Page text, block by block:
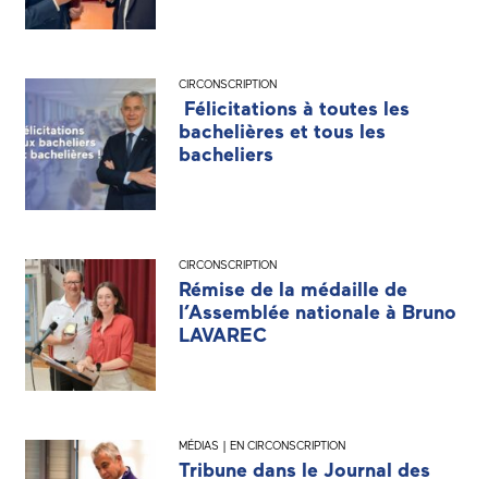
CIRCONSCRIPTION
Félicitations à toutes les
bachelières et tous les
bacheliers
CIRCONSCRIPTION
Rémise de la médaille de
l’Assemblée nationale à Bruno
LAVAREC
MÉDIAS | EN CIRCONSCRIPTION
Tribune dans le Journal des